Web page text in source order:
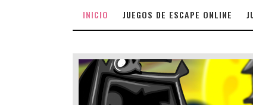
INICIO JUEGOS DE ESCAPE ONLINE